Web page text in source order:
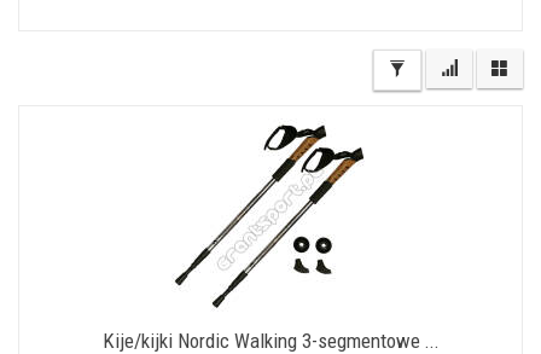
Kije/kijki Nordic Walking 3-segmentowe ...